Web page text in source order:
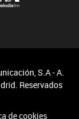
S.A - A.
Reservados
de cookies